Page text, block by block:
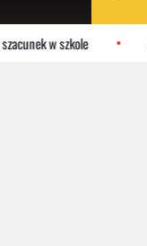
w szkole